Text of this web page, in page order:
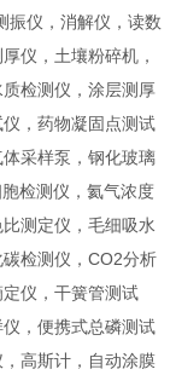
振仪，消解仪，读数
仪，土壤粉碎机，
检测仪，涂层测厚
，药物凝固点测试
采样泵，钢化玻璃
检测仪，氦气浓度
测定仪，毛细吸水
检测仪，CO2分析
仪，干簧管测试
，便携式总磷测试
高斯计，自动涂膜